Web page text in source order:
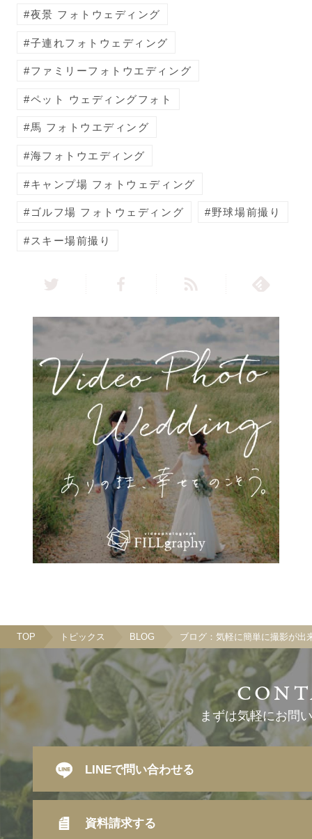
夜景 フォトウェディング
子連れフォトウェディング
ファミリーフォトウエディング
ペット ウェディングフォト
馬 フォトウエディング
海フォトウエディング
キャンプ場 フォトウェディング
ゴルフ場 フォトウェディング 野球場前撮り
スキー場前撮り
TOP トピックス BLOG ブログ：気軽に簡単に撮影が出
まずは気軽にお問
LINEで問い合わせる
資料請求する